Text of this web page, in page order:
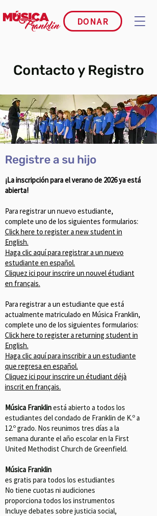
DONAR
Contacto y Registro
Registre a su hijo
¡La inscripción para el verano de 2026 ya está
abierta!
Para registrar un nuevo estudiante,
complete uno de los siguientes formularios:
Click here to register a new student in
English.
Haga clic aquí para registrar a un nuevo
estudiante en español.
Cliquez ici pour inscrire un nouvel étudiant
en français.
Para registrar a un estudiante que está
actualmente matriculado en Música Franklin,
complete uno de los siguientes formularios:
Click here to register a returning student in
English.
Haga clic aquí para inscribir a un estudiante
que regresa en español.
Cliquez ici pour inscrire un étudiant déjà
inscrit en français.
Música Franklinestá abierto a todos los
estudiantes del condado de Franklin de K.º a
12.º grado. Nos reunimos tres días a la
semana durante el año escolar en la First
United Methodist Church de Greenfield.
Música Franklin
es gratis para todos los estudiantes
No tiene cuotas ni audiciones
proporciona todos los instrumentos
Incluye debates sobre justicia social,